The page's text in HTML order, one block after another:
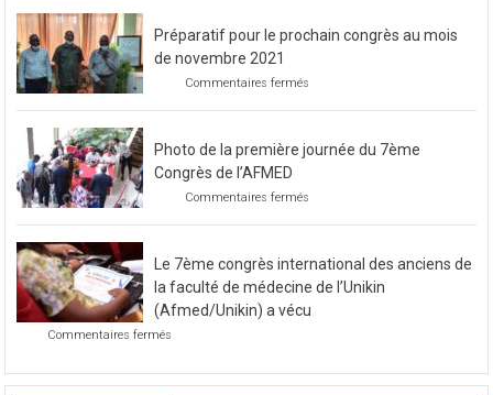
Préparatif pour le prochain congrès au mois
de novembre 2021
Commentaires fermés
prochain
de
2021
Photo de la première journée du 7ème
Congrès de l’AFMED
Commentaires fermés
première
journée
7ème
l’AFMED
Le 7ème congrès international des anciens de
la faculté de médecine de l’Unikin
(Afmed/Unikin) a vécu
Commentaires fermés
congrès